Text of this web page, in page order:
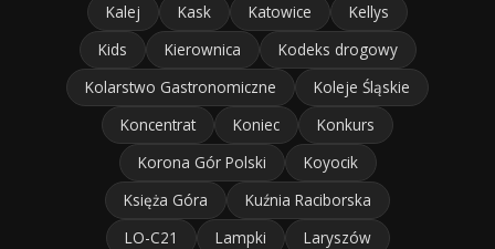
Kalej
Kask Katowice
Kellys
Kids
Kierownica
Kodeks drogowy
Kolarstwo Gastronomiczne
Koleje Śląskie
Koncentrat
Koniec
Konkurs
Korona Gór Polski
Koyocik
Księża Góra
Kuźnia Raciborska
LO-C21
Lampki
Laryszów